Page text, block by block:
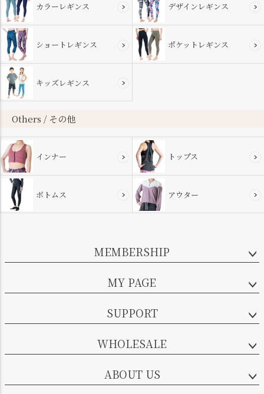
カラーレギンス デザインレギンス
ショートレギンス ポケットレギンス
キッズレギンス
Others / その他
インナー トップス
ボトムス アウター
MEMBERSHIP
MY PAGE
SUPPORT
WHOLESALE
ABOUT US